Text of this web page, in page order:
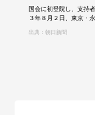
国会に初登院し、支持
３年８月２日、東京・
出典：朝日新聞